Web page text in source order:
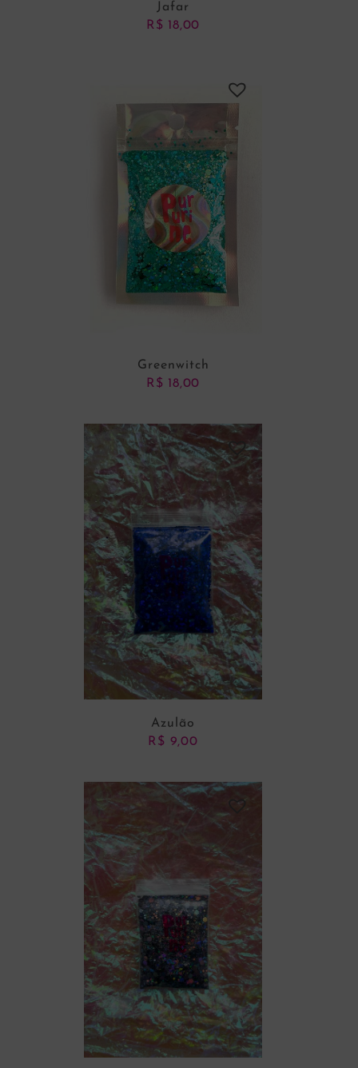
ADICIONAR AO CARRINHO
Jafar
R$ 18,00
ADICIONAR AO CARRINHO
Greenwitch
R$ 18,00
ADICIONAR AO CARRINHO
Azulão
R$ 9,00